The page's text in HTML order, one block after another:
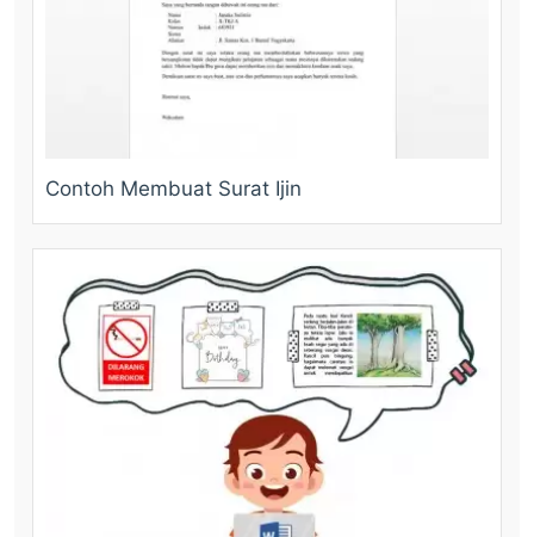
Contoh Membuat Surat Ijin